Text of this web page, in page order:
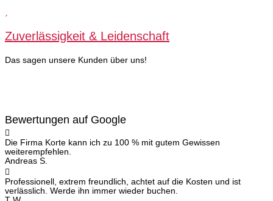
Zuverlässigkeit & Leidenschaft
Das sagen unsere Kunden über uns!
Bewertungen auf Google
Die Firma Korte kann ich zu 100 % mit gutem Gewissen
weiterempfehlen.
Andreas S.
Professionell, extrem freundlich, achtet auf die Kosten und ist
verlässlich. Werde ihn immer wieder buchen.